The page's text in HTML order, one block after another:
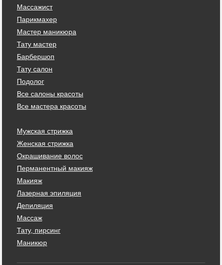
Массажист
Парикмахер
Мастер маникюра
Тату мастер
Барбершоп
Тату салон
Подолог
Все салоны красоты
Все мастера красоты
Мужская стрижка
Женская стрижка
Окрашивание волос
Перманентный макияж
Макияж
Лазерная эпиляция
Депиляция
Массаж
Тату, пирсинг
Маникюр